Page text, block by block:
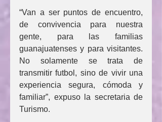
“Van a ser puntos de encuentro,
de convivencia para nuestra
gente, para las familias
guanajuatenses y para visitantes.
No solamente se trata de
transmitir futbol, sino de vivir una
experiencia segura, cómoda y
familiar”, expuso la secretaria de
Turismo.